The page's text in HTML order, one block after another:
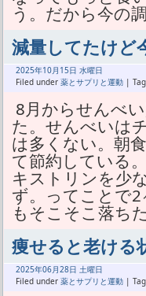
う。だから今の
減量してたけど
2025年10月 15日 水曜日
Filed under 薬とサプリと運動 |
8月からせんべ
た。せんべいは
は多くない。朝
て節約している
キストリンを少
ず。ってことで
もそこそこ落ち
痩せると老ける
2025年06月28日 土曜日
Filed under 薬とサプリと運動 |